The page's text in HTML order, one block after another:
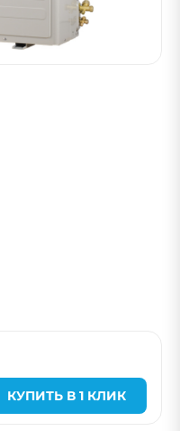
КУПИТЬ В 1 КЛИК